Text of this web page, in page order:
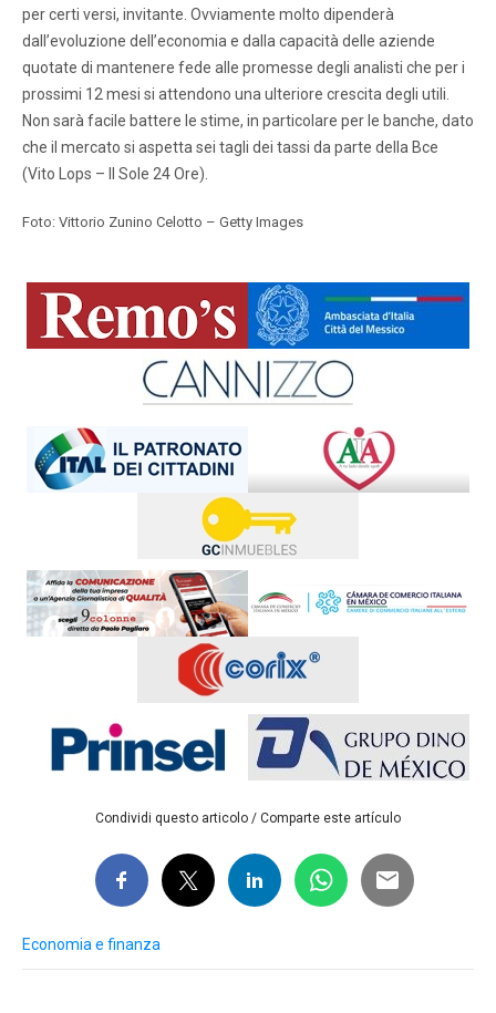
per certi versi, invitante. Ovviamente molto dipenderà
dall’evoluzione dell’economia e dalla capacità delle aziende
quotate di mantenere fede alle promesse degli analisti che per i
prossimi 12 mesi si attendono una ulteriore crescita degli utili.
Non sarà facile battere le stime, in particolare per le banche, dato
che il mercato si aspetta sei tagli dei tassi da parte della Bce
(Vito Lops – Il Sole 24 Ore).
Foto: Vittorio Zunino Celotto – Getty Images
Condividi questo articolo / Comparte este artículo
Economia e finanza